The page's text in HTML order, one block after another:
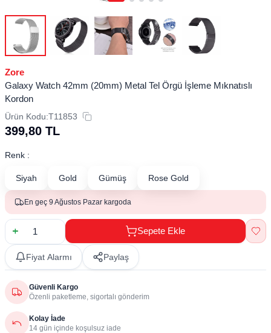
Zore
Galaxy Watch 42mm (20mm) Metal Tel Örgü İşleme Mıknatıslı
Kordon
Ürün Kodu:T11853
399,80 TL
Renk :
Siyah Gold Gümüş Rose Gold
En geç 9 Ağustos Pazar kargoda
Sepete Ekle
Fiyat Alarmı Paylaş
Güvenli Kargo
Özenli paketleme, sigortalı gönderim
Kolay İade
14 gün içinde koşulsuz iade